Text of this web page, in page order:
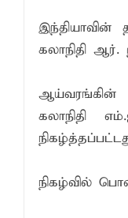
இந்தியாவின்
கலாநிதி
ஆய்வரங்கின்
கலாநிதி
நிகழ்வில்